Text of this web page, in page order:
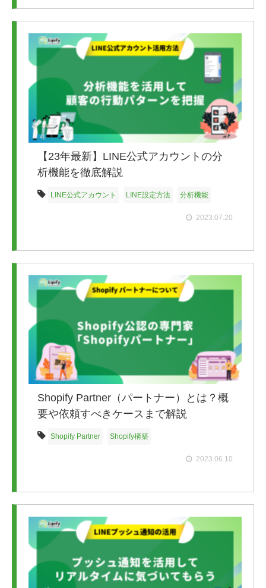
【23年最新】LINE公式アカウントの分
析機能を徹底解説
LINE公式アカウント LINE設定方法 分析機能
2023.07.20
Shopify Partner（パートナー）とは？概
要や依頼すべきケースまで解説
Shopify Partner Shopify構築
2023.06.10